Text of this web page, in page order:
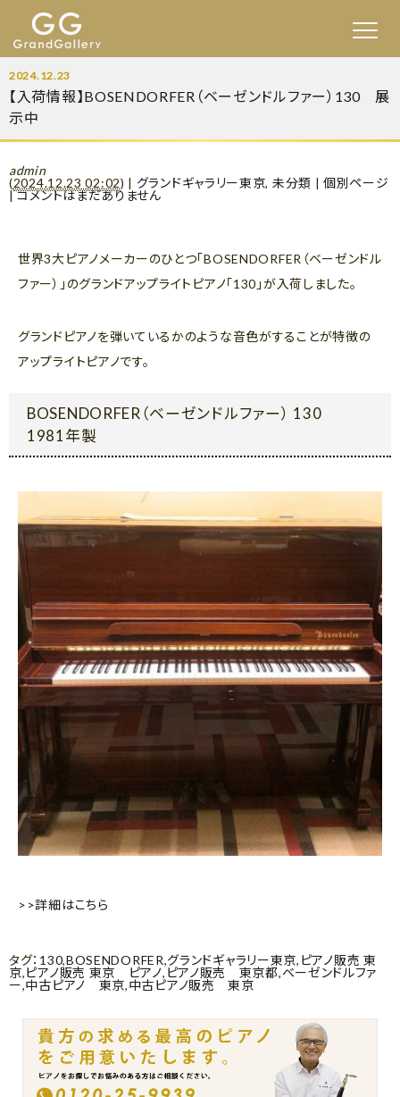
2024.12.23
【入荷情報】BOSENDORFER（ベーゼンドルファー）130 展
示中
admin
(2024.12.23 02:02) | グランドギャラリー東京, 未分類 |個別ページ
|コメントはまだありません
世界3大ピアノメーカーのひとつ「BOSENDORFER（ベーゼンドル
ファー）」のグランドアップライトピアノ「130」が入荷しました。
グランドピアノを弾いているかのような音色がすることが特徴の
アップライトピアノです。
BOSENDORFER（ベーゼンドルファー） 130
1981年製
>>詳細はこちら
タグ： 130,BOSENDORFER,グランドギャラリー東京, ピアノ販売 東
京,ピアノ販売 東京 ピアノ, ピアノ販売 東京都,ベーゼンドルファ
ー,中古ピアノ 東京,中古ピアノ販売 東京